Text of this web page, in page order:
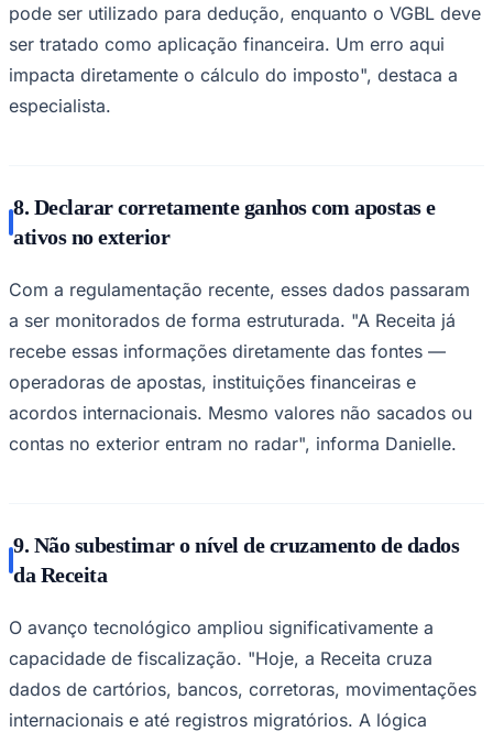
Flamengo
pode ser utilizado para dedução, enquanto o VGBL deve
ser tratado como aplicação financeira. Um erro aqui
impacta diretamente o cálculo do imposto", destaca a
especialista.
8. Declarar corretamente ganhos com apostas e
ativos no exterior
Com a regulamentação recente, esses dados passaram
a ser monitorados de forma estruturada. "A Receita já
recebe essas informações diretamente das fontes —
operadoras de apostas, instituições financeiras e
acordos internacionais. Mesmo valores não sacados ou
contas no exterior entram no radar", informa Danielle.
9. Não subestimar o nível de cruzamento de dados
da Receita
O avanço tecnológico ampliou significativamente a
capacidade de fiscalização. "Hoje, a Receita cruza
dados de cartórios, bancos, corretoras, movimentações
internacionais e até registros migratórios. A lógica